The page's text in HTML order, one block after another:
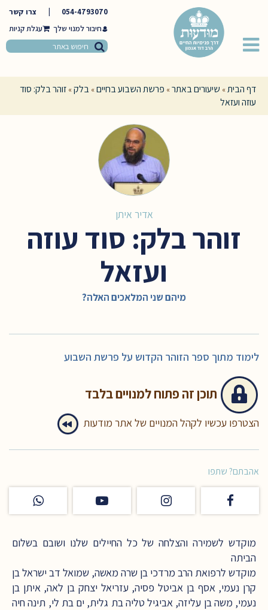
054-4793070
צרו קשר
חיבור למנוי שלך
דף הבית» שיעורים באתר» פרשת השבוע בחיים» בלק» זוהר בלק: סוד
עוזה ועזאל
אדיר איתן
זוהר בלק: סוד עוזה
ועזאל
מיהם שני המלאכים האלה?
לימוד מתוך ספר הזוהר הקדוש על פרשת השבוע
תוכן זה פתוח למנויים בלבד
הצטרפו עכשיו לקהל המנויים של אתר מודעות
אהבתם? שתפו
מוקדש לשמירה והצלחה של כל החיילים שלנו ושובם בשלום
הביתה
מוקדש לרפואת הרב מרדכי בן שרה מאשה, שמואל דב ישראל בן
קרן נעמי, אסף בן אביטל פסיה, עזריאל יצחק בן לאה, איתן בן
נעמי, משה בן עליזה, אביגיל טליה בת גלית, ים בת לי, תינה חיה